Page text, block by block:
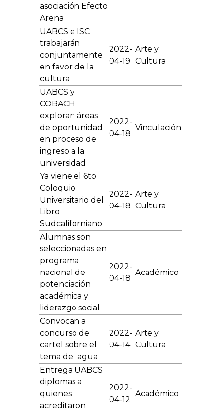
asociación Efecto
Arena
UABCS e ISC
trabajarán
conjuntamente
en favor de la
cultura
2022-
04-19
Arte y
Cultura
UABCS y
COBACH
exploran áreas
de oportunidad
en proceso de
ingreso a la
universidad
2022-
04-18
Vinculación
Ya viene el 6to
Coloquio
Universitario del
Libro
Sudcaliforniano
2022-
04-18
Arte y
Cultura
Alumnas son
seleccionadas en
programa
nacional de
potenciación
académica y
liderazgo social
2022-
04-18
Académico
Convocan a
concurso de
cartel sobre el
tema del agua
2022-
04-14
Arte y
Cultura
Entrega UABCS
diplomas a
quienes
acreditaron
2022-
04-12
Académico